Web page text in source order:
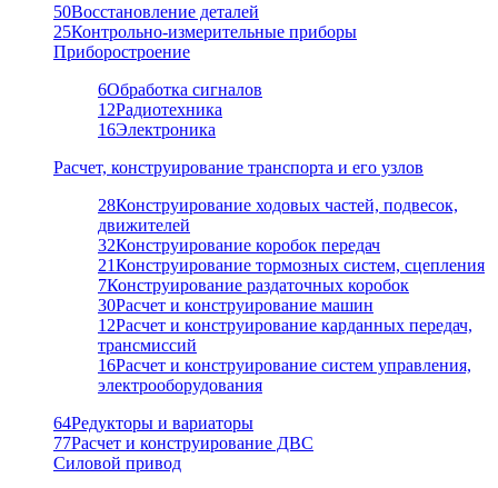
50Восстановление деталей
25Контрольно-измерительные приборы
Приборостроение
6Обработка сигналов
12Радиотехника
16Электроника
Расчет, конструирование транспорта и его узлов
28Конструирование ходовых частей, подвесок,
движителей
32Конструирование коробок передач
21Конструирование тормозных систем, сцепления
7Конструирование раздаточных коробок
30Расчет и конструирование машин
12Расчет и конструирование карданных передач,
трансмиссий
16Расчет и конструирование систем управления,
электрооборудования
64Редукторы и вариаторы
77Расчет и конструирование ДВС
Силовой привод